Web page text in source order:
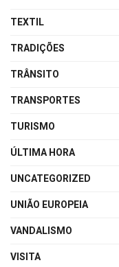
TEXTIL
TRADIÇÕES
TRÂNSITO
TRANSPORTES
TURISMO
ÚLTIMA HORA
UNCATEGORIZED
UNIÃO EUROPEIA
VANDALISMO
VISITA